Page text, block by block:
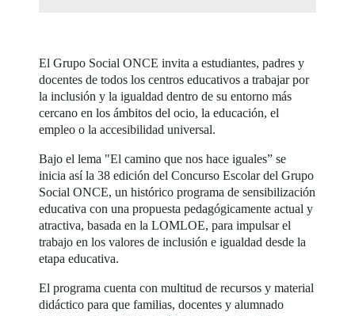
El Grupo Social ONCE invita a estudiantes, padres y
docentes de todos los centros educativos a trabajar por
la inclusión y la igualdad dentro de su entorno más
cercano en los ámbitos del ocio, la educación, el
empleo o la accesibilidad universal.
Bajo el lema "El camino que nos hace iguales” se
inicia así la 38 edición del Concurso Escolar del Grupo
Social ONCE, un histórico programa de sensibilización
educativa con una propuesta pedagógicamente actual y
atractiva, basada en la LOMLOE, para impulsar el
trabajo en los valores de inclusión e igualdad desde la
etapa educativa.
El programa cuenta con multitud de recursos y material
didáctico para que familias, docentes y alumnado